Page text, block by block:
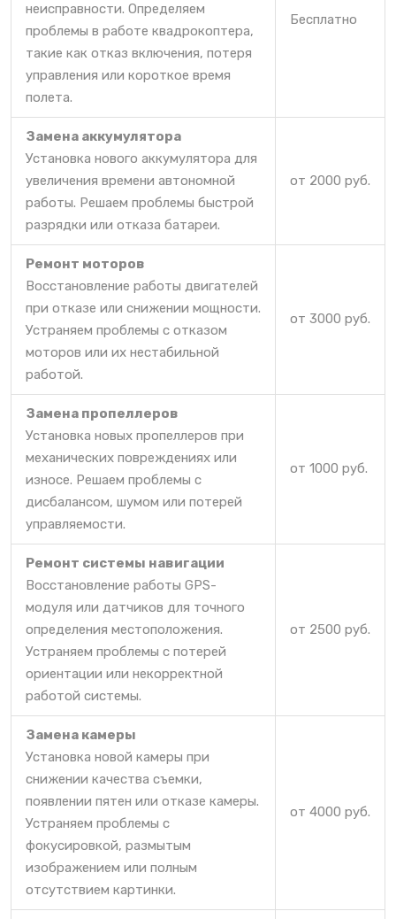
неисправности. Определяем
проблемы в работе квадрокоптера,
такие как отказ включения, потеря
управления или короткое время
полета.
Бесплатно
Замена аккумулятора
Установка нового аккумулятора для
увеличения времени автономной
работы. Решаем проблемы быстрой
разрядки или отказа батареи.
от 2000 руб.
Ремонт моторов
Восстановление работы двигателей
при отказе или снижении мощности.
Устраняем проблемы с отказом
моторов или их нестабильной
работой.
от 3000 руб.
Замена пропеллеров
Установка новых пропеллеров при
механических повреждениях или
износе. Решаем проблемы с
дисбалансом, шумом или потерей
управляемости.
от 1000 руб.
Ремонт системы навигации
Восстановление работы GPS-
модуля или датчиков для точного
определения местоположения.
Устраняем проблемы с потерей
ориентации или некорректной
работой системы.
от 2500 руб.
Замена камеры
Установка новой камеры при
снижении качества съемки,
появлении пятен или отказе камеры.
Устраняем проблемы с
фокусировкой, размытым
изображением или полным
отсутствием картинки.
от 4000 руб.